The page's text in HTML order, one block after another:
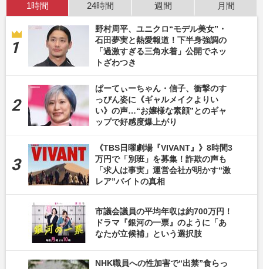
1時間 24時間 週間 月間
野村周平、ユニクロ“モデル美女”・
石田夢実と熱愛報道！下半身強調の
「過激すぎる三角水着」公開でネッ
トざわつき
ぱーてぃーちゃん・信子、衝撃のす
っぴん姿に《ギャルメイクよりい
い》の声…“お嬢様な素顔”とのギャ
ップで好感度爆上がり
《TBS日曜劇場『VIVANT』》8時間3
万円で「別班」を募集！詐欺の声も
「求人は事実」運営会社が明かす“激
レア”バイトの真相
市議会議員の平均年収は約700万円！
ドラマ『銀河の一票』のように「あ
なたが立候補」という選択肢
NHK職員への性加害で“出禁”食らっ